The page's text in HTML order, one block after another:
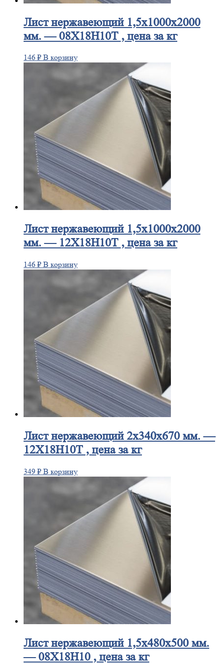
Листнержавеющий 1,5x1000x2000
мм. — 08Х18Н10Т , цена за кг
146 ₽ В корзину
Листнержавеющий 1,5x1000x2000
мм. — 12Х18Н10Т , цена за кг
146 ₽ В корзину
Листнержавеющий 2x340x670 мм. —
12Х18Н10Т , цена за кг
349 ₽ В корзину
Листнержавеющий 1,5x480x500 мм.
— 08Х18Н10 , цена за кг